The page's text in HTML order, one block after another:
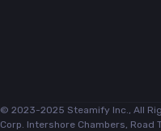
© 2023-2025 Steamify Inc., All
Corp. Intershore Chambers, Road